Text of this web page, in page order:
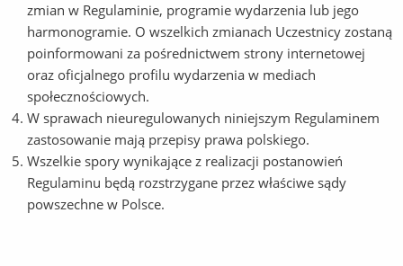
zmian w Regulaminie, programie wydarzenia lub jego
harmonogramie. O wszelkich zmianach Uczestnicy zostaną
poinformowani za pośrednictwem strony internetowej
oraz oficjalnego profilu wydarzenia w mediach
społecznościowych.
W sprawach nieuregulowanych niniejszym Regulaminem
zastosowanie mają przepisy prawa polskiego.
Wszelkie spory wynikające z realizacji postanowień
Regulaminu będą rozstrzygane przez właściwe sądy
powszechne w Polsce.